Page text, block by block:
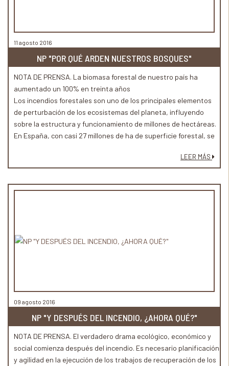
11 agosto 2016
NP "POR QUÉ ARDEN NUESTROS BOSQUES"
NOTA DE PRENSA. La biomasa forestal de nuestro país ha
aumentado un 100% en treinta años
Los incendios forestales son uno de los principales elementos
de perturbación de los ecosistemas del planeta, influyendo
sobre la estructura y funcionamiento de millones de hectáreas.
En España, con casi 27 millones de ha de superficie forestal, se
decenio). En general, la elevada presión de las actividades
humanas y el calentamiento global están modificando la
frecuencia, intensidad y tamaño de los incendios forestales, con
LEER MÁS
09 agosto 2016
NP "Y DESPUÉS DEL INCENDIO, ¿AHORA QUÉ?"
NOTA DE PRENSA. El verdadero drama ecológico, económico y
social comienza después del incendio. Es necesario planificación
y agilidad en la ejecución de los trabajos de recuperación de los